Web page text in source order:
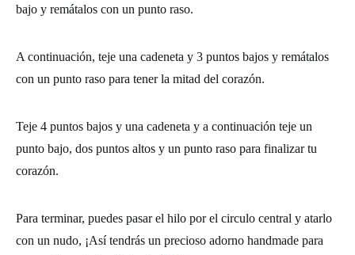
bajo y remátalos con un punto raso.
A continuación, teje una cadeneta y 3 puntos bajos y remátalos
con un punto raso para tener la mitad del corazón.
Teje 4 puntos bajos y una cadeneta y a continuación teje un
punto bajo, dos puntos altos y un punto raso para finalizar tu
corazón.
Para terminar, puedes pasar el hilo por el circulo central y atarlo
con un nudo, ¡Así tendrás un precioso adorno handmade para